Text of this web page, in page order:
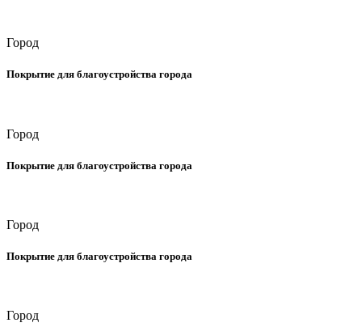
Город
Покрытие для благоустройства города
Город
Покрытие для благоустройства города
Город
Покрытие для благоустройства города
Город